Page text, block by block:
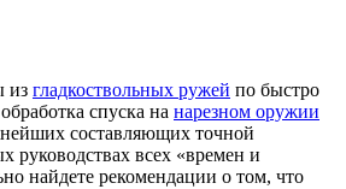
из гладкоствольных ружей по быстро
спуска на нарезном оружии
составляющих точной
руководствах всех «времен и
найдете рекомендации о том, что